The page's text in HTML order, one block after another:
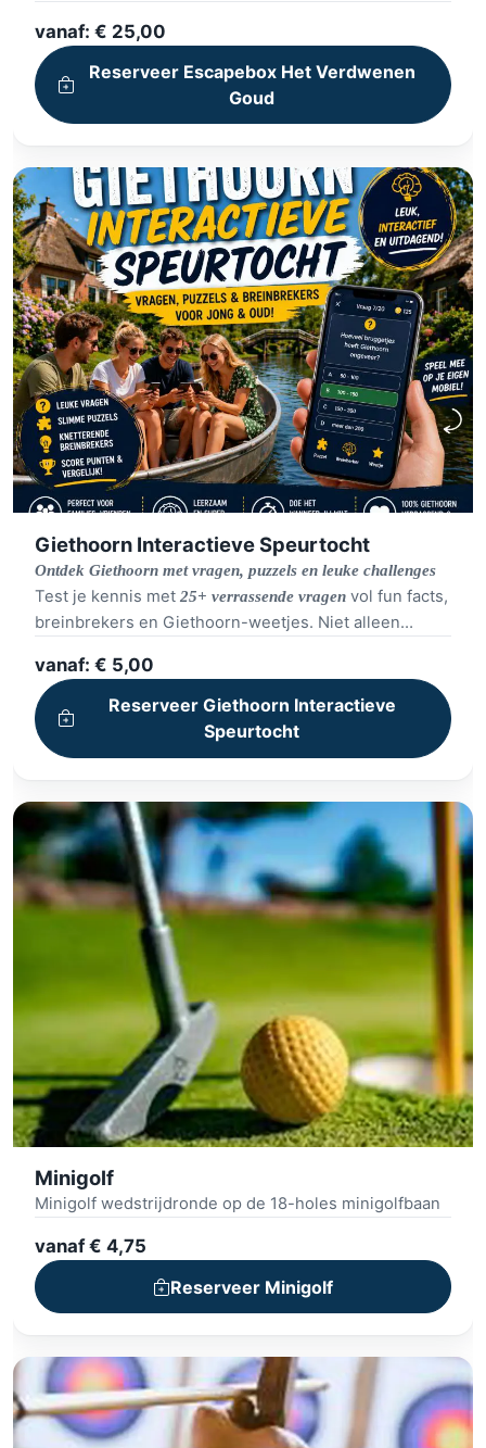
+ Inclusief Games en materialen
+ Meeslepende Verhaallijn
+ Unieke Ervaring
vanaf: € 25,00
Reserveer Escapebox Het Verdwenen
Goud
Giethoorn Interactieve Speurtocht
Ontdek Giethoorn met vragen, puzzels en leuke challenges
Test je kennis met 25+ verrassende vragen vol fun facts,
breinbrekers en Giethoorn-weetjes. Niet alleen
antwoorden! Speel waar en hoe je wilt: tijdens een
boottocht, wandeling of gewoon gezellig samen. Ga
solo, strijd 1-op-1 of neem het met teams (of zelfs
bootjes!) tegen elkaar op. Bekijk na afloop direct je
ontdek en verras jezelf: hoeveel weet jij écht van
Giethoorn? Deze leuke puzzeltocht is te spelen in het
Nederlands, Engels, Duits, Frans en italiaans
vanaf: € 5,00
Reserveer Giethoorn Interactieve
Speurtocht
Minigolf
Minigolf wedstrijdronde op de 18-holes minigolfbaan
vanaf € 4,75
Reserveer Minigolf